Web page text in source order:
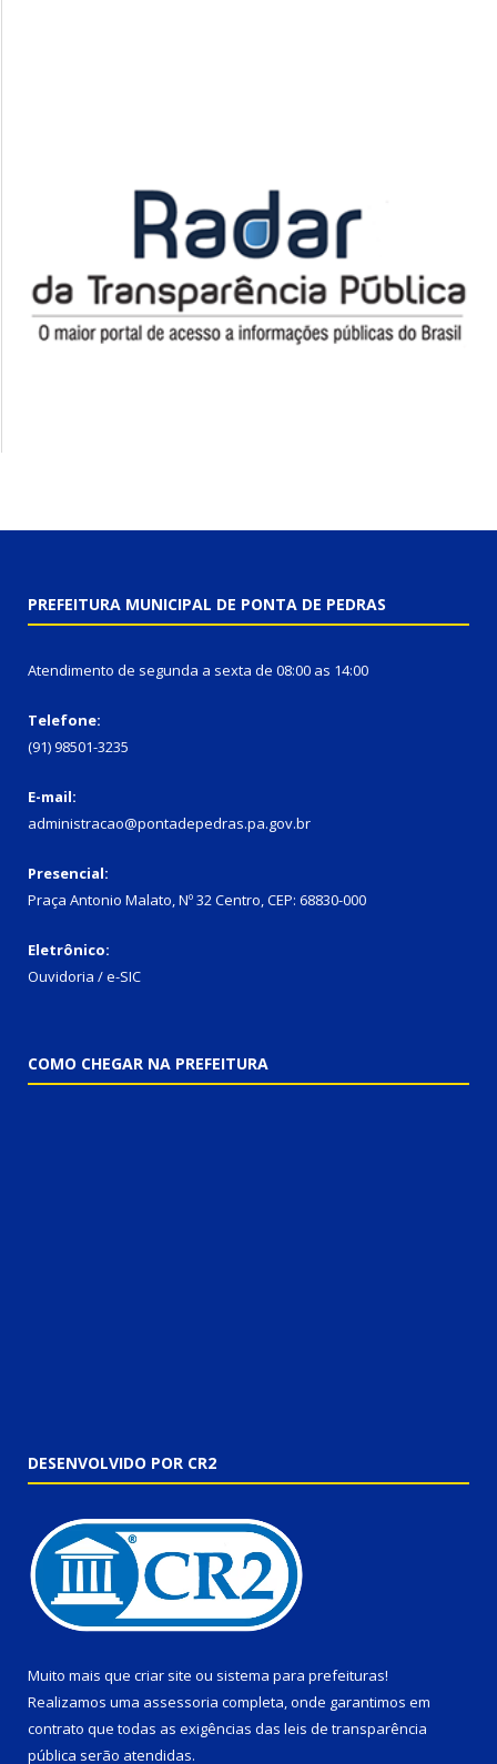
PREFEITURA MUNICIPAL DE PONTA DE PEDRAS
Atendimento de segunda a sexta de 08:00 as 14:00
Telefone:
(91) 98501-3235
E-mail:
administracao@pontadepedras.pa.gov.br
Presencial:
Praça Antonio Malato, Nº 32 Centro, CEP: 68830-000
Eletrônico:
Ouvidoria / e-SIC
COMO CHEGAR NA PREFEITURA
DESENVOLVIDO POR CR2
Muito mais que criar site ou sistema para prefeituras!
Realizamos uma assessoria completa, onde garantimos em
contrato que todas as exigências das leis de transparência
pública serão atendidas.